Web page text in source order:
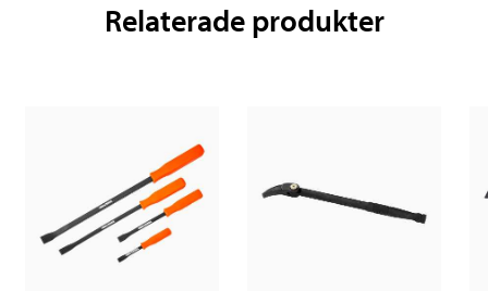
Relaterade produkter